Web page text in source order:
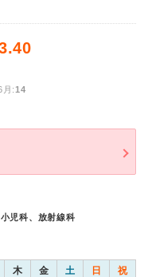
:14
児科、放射線科
木 金 土 日 祝